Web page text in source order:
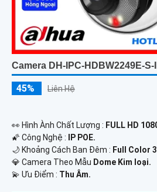
Camera DH-IPC-HDBW2249E-
45% Liên Hệ
️👀 Hình Ành Chất Lượng : FULL HD
🌠 Công Nghệ :
IP POE.
🌙 Khoảng Cách Ban Đêm : Full Color
💎 Camera Theo Mẫu Dome Kim loại.
️💫 Ưu Điểm : Thu Âm.